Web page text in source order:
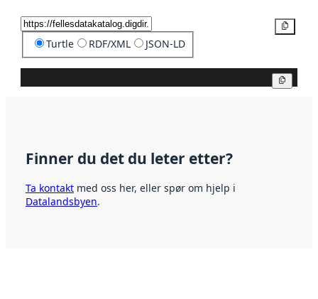
Turtle RDF/XML JSON-LD
Finner du det du leter etter?
Ta kontakt med oss her, eller spør om hjelp i
Datalandsbyen.